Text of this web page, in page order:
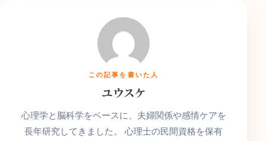
この記事を書いた人
ユウスケ
心理学と脳科学をベースに、夫婦関係や感情ケアを
長年研究してきました。 心理士の民間資格を保有